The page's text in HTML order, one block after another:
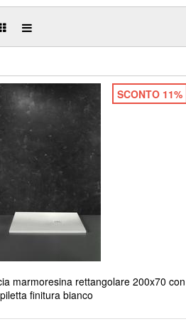
SCONTO 11%
marmoresina rettangolare 200x70 con
piletta finitura bianco